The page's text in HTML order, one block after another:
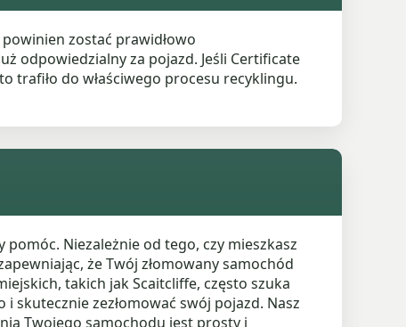
zostać prawidłowo
odpowiedzialny za pojazd. Jeśli Certificate
trafiło do właściwego procesu recyklingu.
Niezależnie od tego, czy mieszkasz
że Twój złomowany samochód
takich jak Scaitcliffe, często szuka
skutecznie zezłomować swój pojazd. Nasz
Twojego samochodu jest prosty i